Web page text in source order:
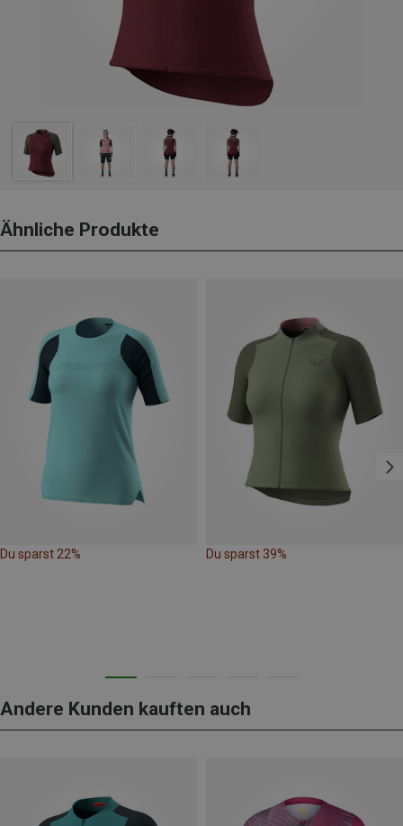
Ähnliche Produkte
Du sparst 22% Du sparst 39%
Andere Kunden kauften auch